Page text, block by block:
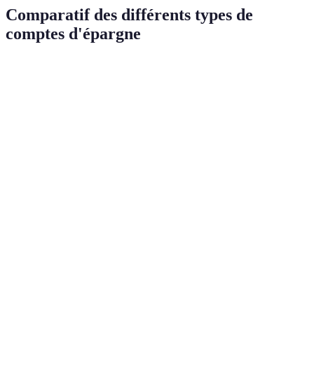
Comparatif des différents types de
comptes d'épargne